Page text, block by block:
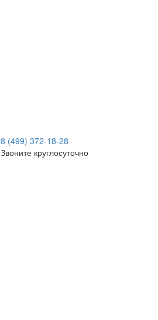
8 (499) 372-18-28
Звоните круглосуточно